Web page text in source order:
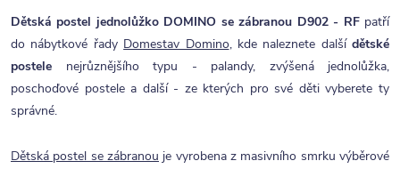
Dětská postel jednolůžko DOMINO se zábranou D902 - RFpatří
do nábytkové řady Domestav Domino, kde naleznete další dětské
postele nejrůznějšího typu - palandy, zvýšená jednolůžka,
poschoďové postele a další - ze kterých pro své děti vyberete ty
správné.
Dětská postel se zábranou je vyrobena z masivního smrku výběrové